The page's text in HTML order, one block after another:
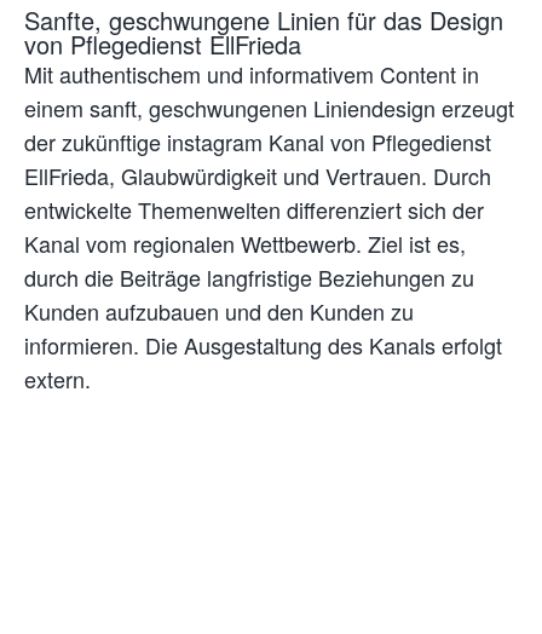
Sanfte, geschwungene Linien für das Design
von Pflegedienst EllFrieda
Mit authentischem und informativem Content in
einem sanft, geschwungenen Liniendesign erzeugt
der zukünftige instagram Kanal von Pflegedienst
EllFrieda, Glaubwürdigkeit und Vertrauen. Durch
entwickelte Themenwelten differenziert sich der
Kanal vom regionalen Wettbewerb. Ziel ist es,
durch die Beiträge langfristige Beziehungen zu
Kunden aufzubauen und den Kunden zu
informieren. Die Ausgestaltung des Kanals erfolgt
extern.